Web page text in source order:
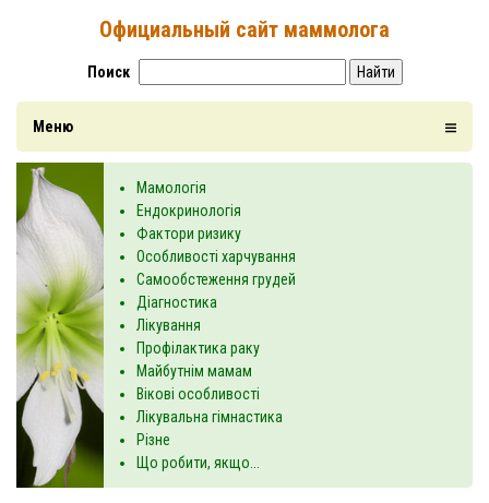
Официальный сайт маммолога
Поиск Найти
Меню
Мамологія
Ендокринологія
Фактори ризику
Особливості харчування
Самообстеження грудей
Діагностика
Лікування
Профілактика раку
Майбутнім мамам
Вікові особливості
Лікувальна гімнастика
Різне
Що робити, якщо...